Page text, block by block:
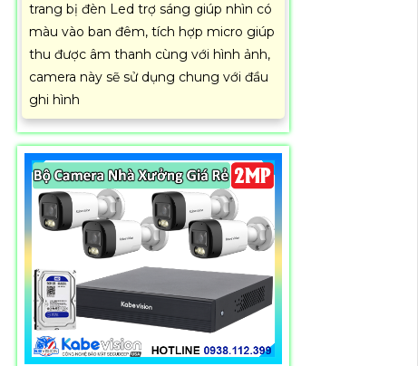
trang bị đèn Led trợ sáng giúp nhìn có
màu vào ban đêm, tích hợp micro giúp
thu được âm thanh cùng với hình ảnh,
camera này sẽ sử dụng chung với đầu
ghi hình